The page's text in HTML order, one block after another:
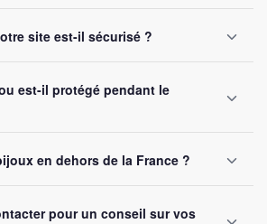
intégral garanti, sans
site est-il sécurisé ?
Visa, Mastercard, PayPal et Apple
ne sont jamais stockées sur
est-il protégé pendant le
de suivi vous est envoyé par e-mail
en dehors de la France ?
. Comptez 5 à 10 jours ouvrés selon la
pour un conseil sur vos